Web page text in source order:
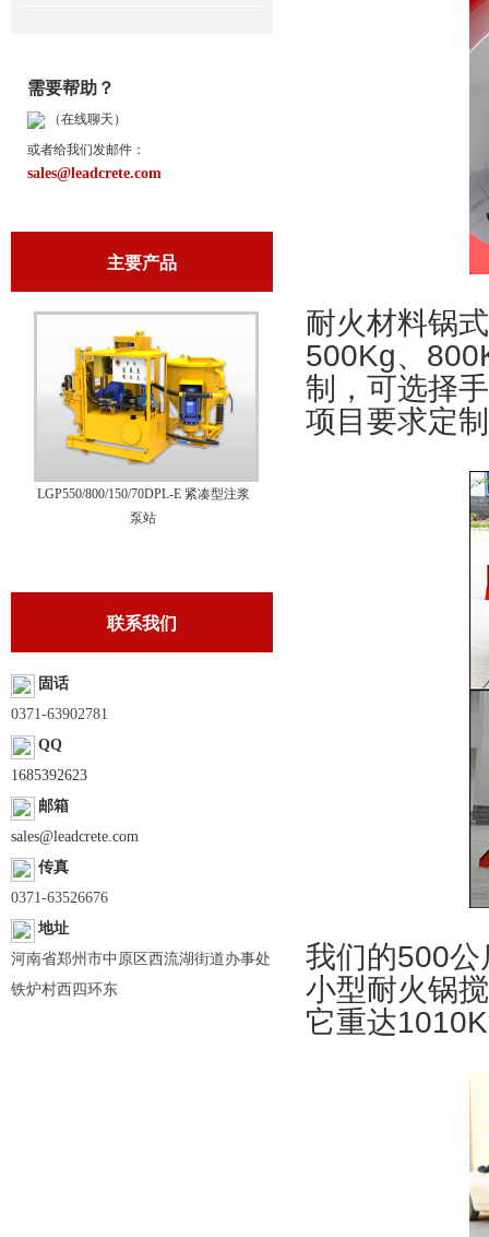
需要帮助？
（在线聊天）
或者给我们发邮件：
sales@leadcrete.com
主要产品
LGP550/800/150/70DPL-E 紧凑型注浆
泵站
联系我们
固话
0371-63902781
QQ
1685392623
邮箱
sales@leadcrete.com
传真
0371-63526676
地址
河南省郑州市中原区西流湖街道办事处
铁炉村西四环东
耐火材料锅
500Kg、
制，可选择
项目要求定
我们的500
小型耐火锅
它重达